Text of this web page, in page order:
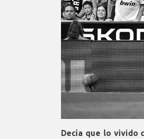
Decía que lo vivido